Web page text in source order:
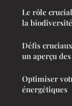
Le rôle
la
Défis
un aperçu
Optimiser
énergétiques